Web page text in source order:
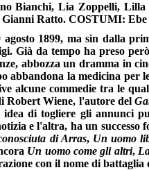
Bianchi, Lia Zoppelli,
Ratto. COSTUMI:
agosto 1899, ma sin dalla
Già da tempo ha preso
abbozza un dramma in
abbandona la medicina per
alcune commedie tra le
Robert Wiene, l'autore del
di togliere gli annunci
e l'altra, ha un successo
di Arras, Un uomo
Un uomo come gli altri,
con il nome di battaglia